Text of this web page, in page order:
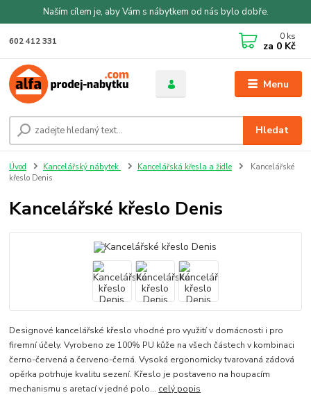
Naším cílem je, aby Vám s nábytkem od nás bylo dobře.
Menu
Hledat
602 412 331 0 ks
za 0 Kč
Úvod Kancelářský nábytek Kancelářská křesla a židle
Kancelářské
křeslo Denis
Kancelářské křeslo Denis
Designové kancelářské křeslo vhodné pro využití v domácnosti i pro
firemní účely. Vyrobeno ze 100% PU kůže na všech částech v kombinaci
černo-červená a červeno-černá. Vysoká ergonomicky tvarovaná zádová
opěrka potrhuje kvalitu sezení. Křeslo je postaveno na houpacím
mechanismu s aretací v jedné polo... celý popis